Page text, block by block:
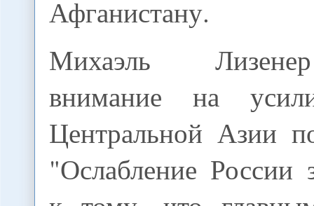
Афганистану.
Михаэль
внимание на
Центральной Азии
"Ослабление России